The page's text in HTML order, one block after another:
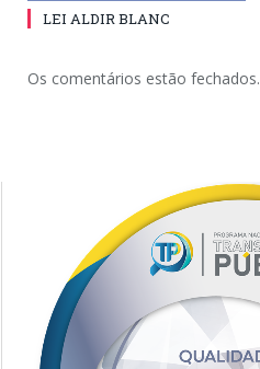
LEI ALDIR BLANC
Os comentários estão fechados.